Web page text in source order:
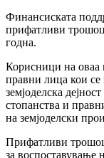
Финансиската
прифатливи
годна.
Корисници на оваа
правни лица кои се
земјоделска
стопанства и
на земјоделски
Прифатливи
за воспоставување